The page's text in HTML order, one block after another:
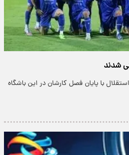
خارجی استقلال با پایان فصل کارشان در این باشگاه